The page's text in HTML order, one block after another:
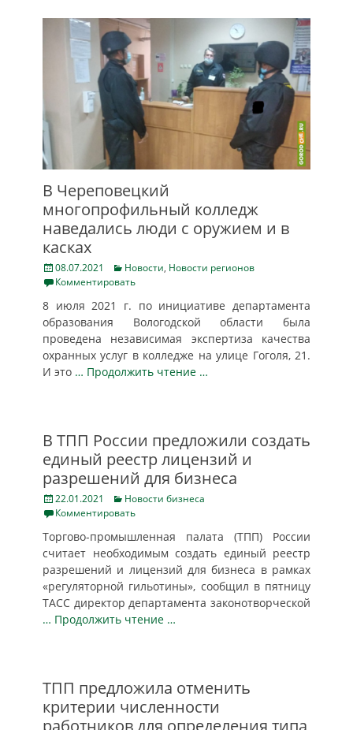
В Череповецкий
многопрофильный колледж
наведались люди с оружием и в
касках
Posted
on
08.07.2021 Categories
Новости, Новости регионов
Комментировать
8 июля 2021 г. по инициативе департамента
образования Вологодской области была
проведена независимая экспертиза качества
охранных услуг в колледже на улице Гоголя, 21.
И это … Продолжить чтение …
В ТПП России предложили создать
единый реестр лицензий и
разрешений для бизнеса
Posted
on
22.01.2021 Categories
Новости бизнеса
Комментировать
Торгово-промышленная палата (ТПП) России
считает необходимым создать единый реестр
разрешений и лицензий для бизнеса в рамках
«регуляторной гильотины», сообщил в пятницу
ТАСС директор департамента законотворческой
… Продолжить чтение …
ТПП предложила отменить
критерии численности
работников для определения типа